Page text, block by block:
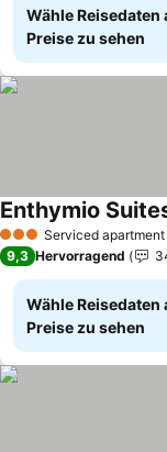
Wähle Reisedaten
Preise zu sehen
3 SterneServiced apartment
Enthymio
9,3 Hervorragend
Wähle Reisedaten
Preise zu sehen